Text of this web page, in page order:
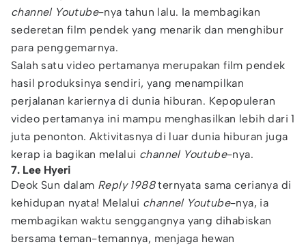
channel Youtube-nya tahun lalu. Ia membagikan
sederetan film pendek yang menarik dan menghibur
para penggemarnya.
Salah satu video pertamanya merupakan film pendek
hasil produksinya sendiri, yang menampilkan
perjalanan kariernya di dunia hiburan. Kepopuleran
video pertamanya ini mampu menghasilkan lebih dari 1
juta penonton. Aktivitasnya di luar dunia hiburan juga
kerap ia bagikan melalui channel Youtube-nya.
7. Lee Hyeri
Deok Sun dalam Reply 1988ternyata sama cerianya di
kehidupan nyata! Melalui channel Youtube-nya, ia
membagikan waktu senggangnya yang dihabiskan
bersama teman-temannya, menjaga hewan